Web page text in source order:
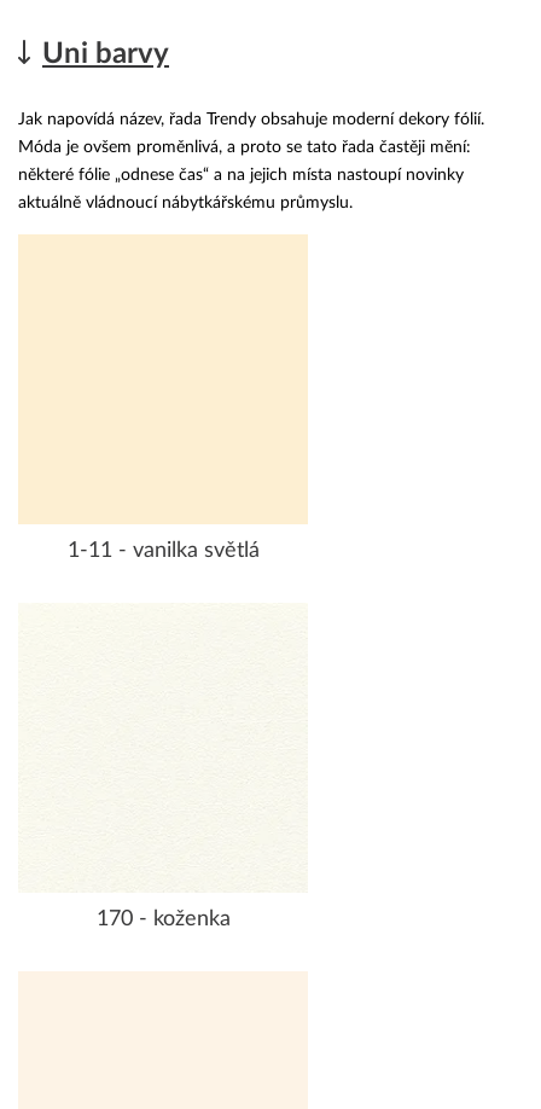
Uni barvy
Jak napovídá název, řada Trendy obsahuje moderní dekory fólií.
Móda je ovšem proměnlivá, a proto se tato řada častěji mění:
některé fólie „odnese čas“ a na jejich místa nastoupí novinky
aktuálně vládnoucí nábytkářskému průmyslu.
1-11 - vanilka světlá
170 - koženka